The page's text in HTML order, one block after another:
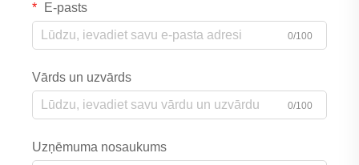
E-pasts
0/100
Vārds un uzvārds
0/100
Uzņēmuma nosaukums